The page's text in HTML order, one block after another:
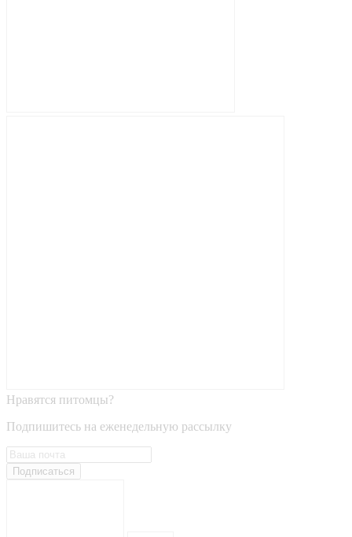
Нравятся питомцы?
Подпишитесь на еженедельную рассылку
Подписаться